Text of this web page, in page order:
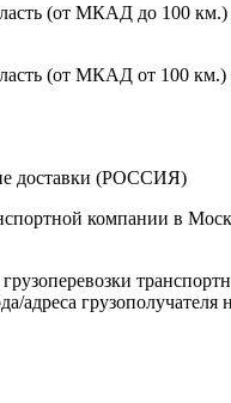
(от МКАД до 100 км.)
(от МКАД от 100 км.)
доставки (РОССИЯ)
компании в
адреса грузополучателя